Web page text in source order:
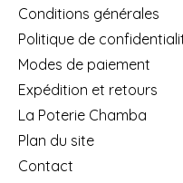
Conditions générales
Politique de
Modes de paiement
Expédition et retours
La Poterie Chamba
Plan du site
Contact